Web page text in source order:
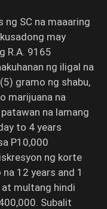
ng SC na maaaring
may
R.A. 9165
ng iligal na
gramo ng shabu,
marijuana na
na lamang
to 4 years
P10,000
ng korte
12 years and 1
multang hindi
Subalit